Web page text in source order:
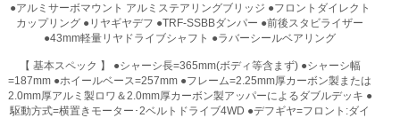
●アルミサーボマウント アルミステアリングブリッジ ●フロントダイレクト
カップリング ●リヤギヤデフ ●TRF-SSBBダンパー ●前後スタビライザー
●43mm軽量リヤドライブシャフト ●ラバーシールベアリング
【 基本スペック 】 ●シャーシ長=365mm(ボディ等含まず) ●シャーシ幅
=187mm ●ホイールベース=257mm ●フレーム=2.25mm厚カーボン製または
2.0mm厚アルミ製ロワ＆2.0mm厚カーボン製アッパーによるダブルデッキ ●
駆動方式=横置きモーター･2ベルトドライブ4WD ●デフギヤ=フロント:ダイ